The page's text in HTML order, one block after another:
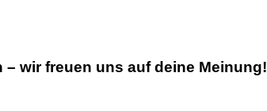
wir freuen uns auf deine Meinung!